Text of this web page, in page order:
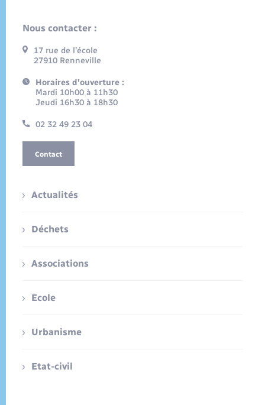
Nous contacter :
17 rue de l’école
27910 Renneville
Horaires d'ouverture :
Mardi 10h00 à 11h30
Jeudi 16h30 à 18h30
02 32 49 23 04
Contact
Actualités
Déchets
Associations
Ecole
Urbanisme
Etat-civil